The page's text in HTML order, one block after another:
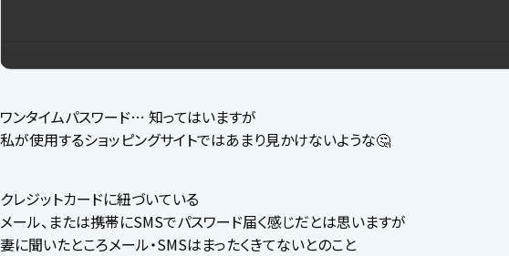
ワンタイムパスワード… 知ってはいますが
私が使用するショッピングサイトではあまり見かけないような🤔
クレジットカードに紐づいている
メール、または携帯にSMSでパスワード届く感じだとは思いますが
妻に聞いたところメール・SMSはまったくきてないとのこと